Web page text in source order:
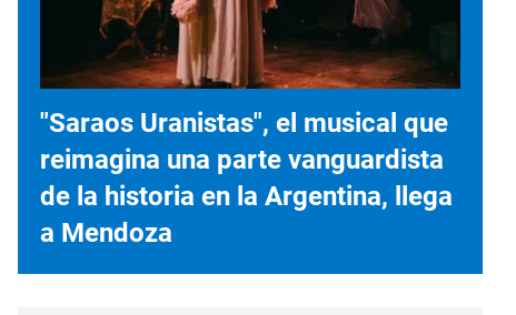
"Saraos Uranistas", el musical que
reimagina una parte vanguardista
de la historia en la Argentina, llega
a Mendoza